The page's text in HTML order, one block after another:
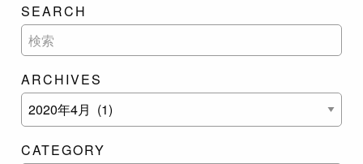
SEARCH
ARCHIVES
CATEGORY